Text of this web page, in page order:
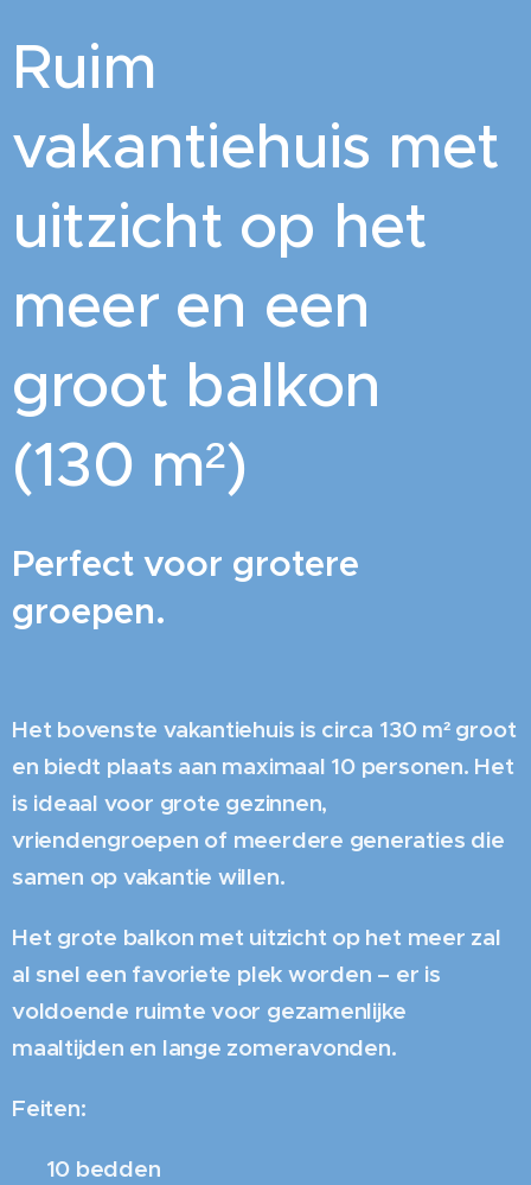
Ruim
vakantiehuis met
uitzicht op het
meer en een
groot balkon
(130 m²)
Perfect voor grotere
groepen.
Het bovenste vakantiehuis is circa 130 m² groot
en biedt plaats aan maximaal 10 personen. Het
is ideaal voor grote gezinnen,
vriendengroepen of meerdere generaties die
samen op vakantie willen.
Het grote balkon met uitzicht op het meer zal
al snel een favoriete plek worden – er is
voldoende ruimte voor gezamenlijke
maaltijden en lange zomeravonden.
Feiten:
✔️ 10 bedden